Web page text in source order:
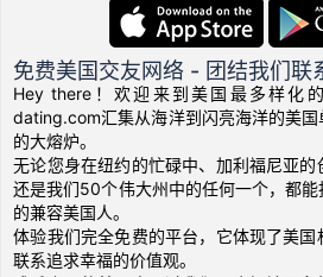
免费美国交友网络 - 团结我们联
Hey there！欢迎来到美国最多样化
dating.com汇集从海洋到闪亮海洋的美
的大熔炉。
无论您身在纽约的忙碌中、加利福尼亚
还是我们50个伟大州中的任何一个，都
的兼容美国人。
体验我们完全免费的平台，它体现了美
联系追求幸福的价值观。